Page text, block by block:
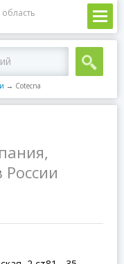
→ Cotecna
России